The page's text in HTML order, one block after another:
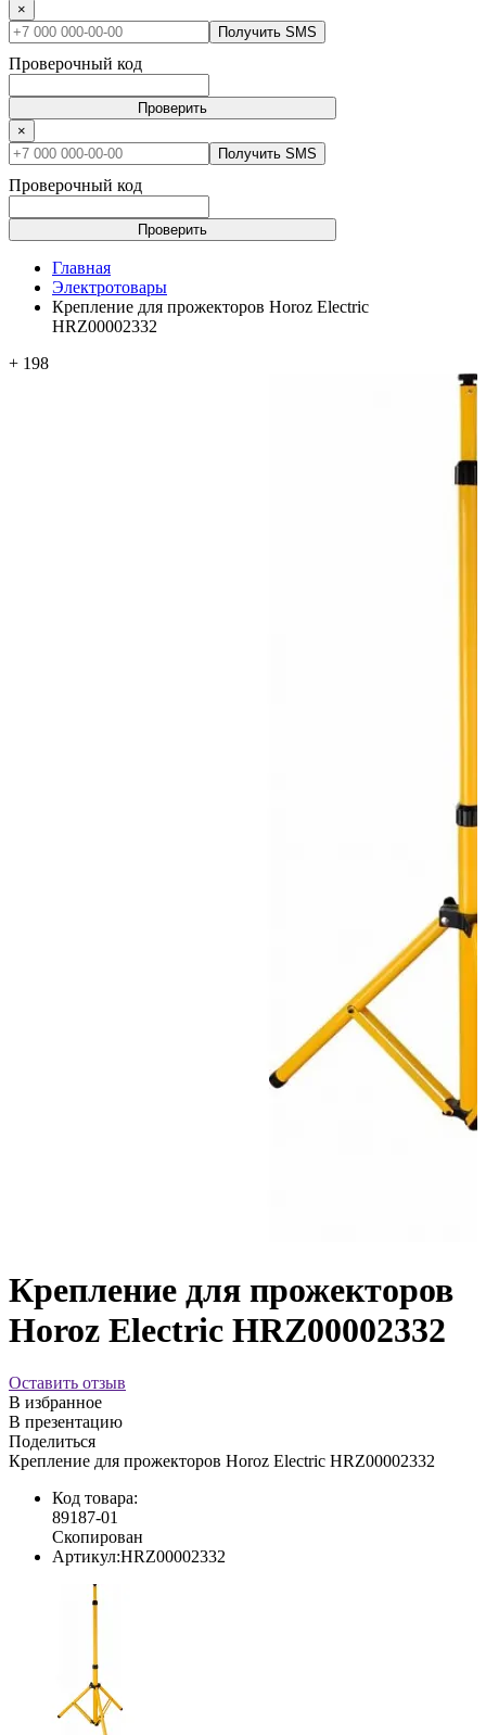
×
Получить SMS
Проверочный код
Проверить
×
Получить SMS
Проверочный код
Проверить
Главная
Электротовары
Крепление для прожекторов Horoz Electric
HRZ00002332
+ 198
Крепление для прожекторов
Horoz Electric HRZ00002332
Оставить отзыв
В избранное
В презентацию
Поделиться
Крепление для прожекторов Horoz Electric HRZ00002332
Код товара:
89187-01
Скопирован
Артикул:HRZ00002332